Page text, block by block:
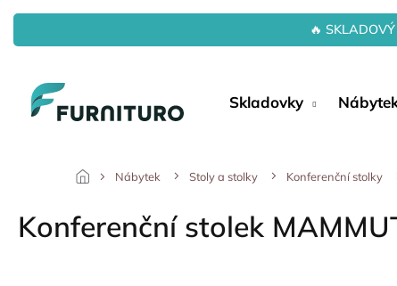
Přejít
obsah
🔥
Skladovky
Nábytek Stoly a stolky Konferenční stolky
Konferenční stolek